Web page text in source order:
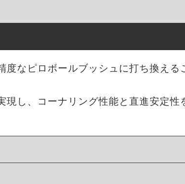
なピロボールブッシュに打ち換える
現し、コーナリング性能と直進安定性